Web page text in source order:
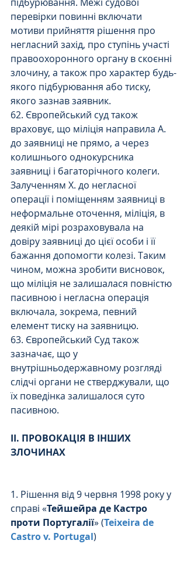
перевірки повинні включати
мотиви прийняття рішення про
негласний захід, про ступінь участі
правоохоронного органу в скоєнні
злочину, а також про характер будь-
якого підбурювання або тиску,
якого зазнав заявник.
62. Європейський суд також
враховує, що міліція направила А.
до заявниці не прямо, а через
колишнього однокурсника
заявниці і багаторічного колеги.
Залученням X. до негласної
операції і поміщенням заявниці в
неформальне оточення, міліція, в
деякій мірі розраховувала на
довіру заявниці до цієї особи і її
бажання допомогти колезі. Таким
чином, можна зробити висновок,
що міліція не залишалася повністю
пасивною і негласна операція
включала, зокрема, певний
елемент тиску на заявницю.
63. Європейський Суд також
зазначає, що у
внутрішньодержавному розгляді
слідчі органи не стверджували, що
їх поведінка залишалося суто
пасивною.
ІІ. ПРОВОКАЦІЯ В ІНШИХ
ЗЛОЧИНАХ
1. Рішення від 9 червня 1998 року у
справі «Тейшейра де Кастро
проти Португалії» (Teixeira de
Castro v. Portugal)